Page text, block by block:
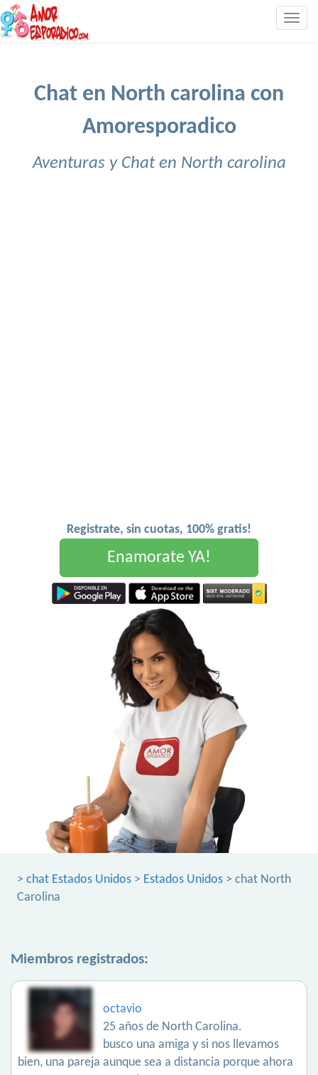
Chat en North carolina con
Amoresporadico
Aventuras y Chat en North carolina
Registrate, sin cuotas, 100% gratis!
Enamorate YA!
> chat Estados Unidos > Estados Unidos > chat North
Carolina
Miembros registrados:
octavio
25 años de North Carolina.
busco una amiga y si nos llevamos
bien, una pareja aunque sea a distancia porque ahora